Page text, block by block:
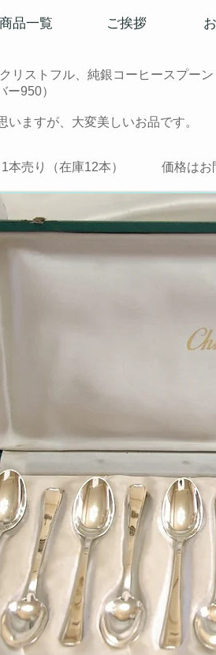
品一覧 ご挨拶
リストフル、純銀コーヒースプーン
ー950）
いますが、大変美しいお品です。
本売り（在庫12本） 価格はお